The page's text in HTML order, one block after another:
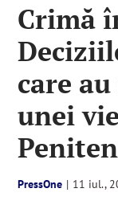
Știri
Seriale
Crimă
care
unei
PressOne | 11 iul.,